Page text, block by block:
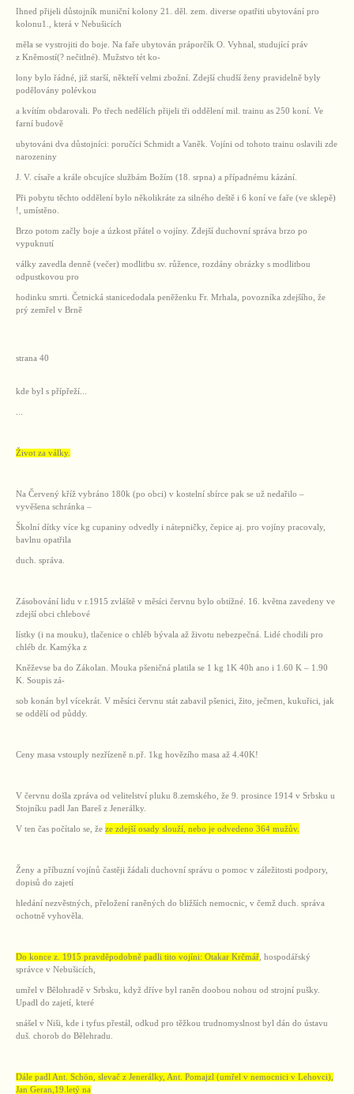
Ihned přijeli důstojník muniční kolony 21. děl. zem. diverse opatřiti ubytování pro
kolonu1., která v Nebušicích
měla se vystrojiti do boje. Na faře ubytován práporčík O. Vyhnal, studující práv
z Kněmostí(? nečitlné). Mužstvo tét ko-
lony bylo řádné, již starší, někteří velmi zbožní. Zdejší chudší ženy pravidelně byly
podělovány polévkou
a kvítím obdarovali. Po třech nedělích přijeli tři oddělení mil. trainu as 250 koní. Ve
farní budově
ubytováni dva důstojníci: poručíci Schmidt a Vaněk. Vojíni od tohoto trainu oslavili zde
narozeniny
J. V. císaře a krále obcujíce službám Božím (18. srpna) a případnému kázání.
Při pobytu těchto oddělení bylo několikráte za silného deště i 6 koní ve faře (ve sklepě)
!, umístěno.
Brzo potom začly boje a úzkost přátel o vojíny. Zdejší duchovní správa brzo po
vypuknutí
války zavedla denně (večer) modlitbu sv. růžence, rozdány obrázky s modlitbou
odpustkovou pro
hodinku smrti. Četnická stanicedodala peněženku Fr. Mrhala, povozníka zdejšího, že
prý zemřel v Brně
strana 40
kde byl s přípřeží...
Život za války.
Na Červený kříž vybráno 180k (po obci) v kostelní sbírce pak se už nedařilo –
vyvěšena schránka –
Školní dítky více kg cupaniny odvedly i nátepničky, čepice aj. pro vojíny pracovaly,
bavlnu opatřila
duch. správa.
Zásobování lidu v r.1915 zvláště v měsíci červnu bylo obtížné. 16. května zavedeny ve
zdejší obci chlebové
lístky (i na mouku), tlačenice o chléb bývala až životu nebezpečná. Lidé chodili pro
chléb dr. Kamýka z
Kněževse ba do Zákolan. Mouka pšeničná platila se 1 kg 1K 40h ano i 1.60 K – 1.90
K. Soupis zá-
sob konán byl vícekrát. V měsíci červnu stát zabavil pšenici, žito, ječmen, kukuřici, jak
se oddělí od půddy.
Ceny masa vstouply nezřízeně n.př. 1kg hovězího masa až 4.40K!
V červnu došla zpráva od velitelství pluku 8.zemského, že 9. prosince 1914 v Srbsku u
Stojníku padl Jan Bareš z Jenerálky.
V ten čas počítalo se, že ze zdejší osady slouží, nebo je odvedeno 364 mužův.
Ženy a příbuzní vojínů častěji žádali duchovní správu o pomoc v záležitosti podpory,
dopisů do zajetí
hledání nezvěstných, přeložení raněných do bližších nemocnic, v čemž duch. správa
ochotně vyhověla.
Do konce z. 1915 pravděpodobně padli tito vojíni: Otakar Krčmář , hospodářský
správce v Nebušicích,
umřel v Bělohradě v Srbsku, když dříve byl raněn doobou nohou od strojní pušky.
Upadl do zajetí, které
snášel v Niši, kde i tyfus přestál, odkud pro těžkou trudnomyslnost byl dán do ústavu
duš. chorob do Bělehradu.
Dále padl Ant. Schön, slevač z Jenerálky, Ant. Pomajzl (umřel v nemocnici v Lehovci),
Jan Geran,19.letý na